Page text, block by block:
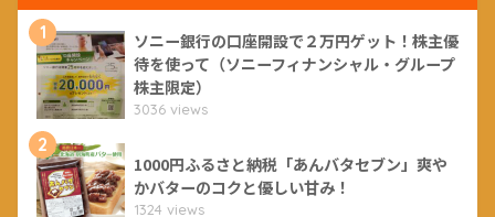
1
ソニー銀行の口座開設で２万円ゲット！株主優
待を使って（ソニーフィナンシャル・グループ
株主限定）
3036 views
2
1000円ふるさと納税「あんバタセブン」爽や
かバターのコクと優しい甘み！
1324 views